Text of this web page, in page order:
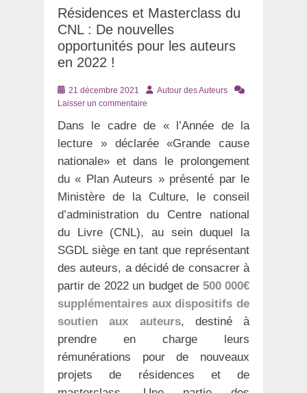
Résidences et Masterclass du
CNL : De nouvelles
opportunités pour les auteurs
en 2022 !
Posté
le
21 décembre 2021 AuteurAutour des Auteurs
Laisser un commentaire
Dans le cadre de « l’Année de la
lecture » déclarée «Grande cause
nationale» et dans le prolongement
du « Plan Auteurs » présenté par le
Ministère de la Culture, le conseil
d’administration du Centre national
du Livre (CNL), au sein duquel la
SGDL siège en tant que représentant
des auteurs, a décidé de consacrer à
partir de 2022 un budget de 500 000€
supplémentaires aux dispositifs de
soutien aux auteurs, destiné à
prendre en charge leurs
rémunérations pour de nouveaux
projets de résidences et de